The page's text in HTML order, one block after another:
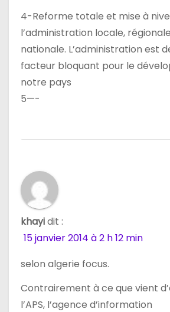
4-Reforme totale et mise à
l’administration locale,
nationale. L’administration est
facteur bloquant pour le
notre pays
5—-
khayidit :
15 janvier 2014 à 2 h 12 min
selon algerie focus.
Contrairement à ce que vient
l’APS, l’agence d’information